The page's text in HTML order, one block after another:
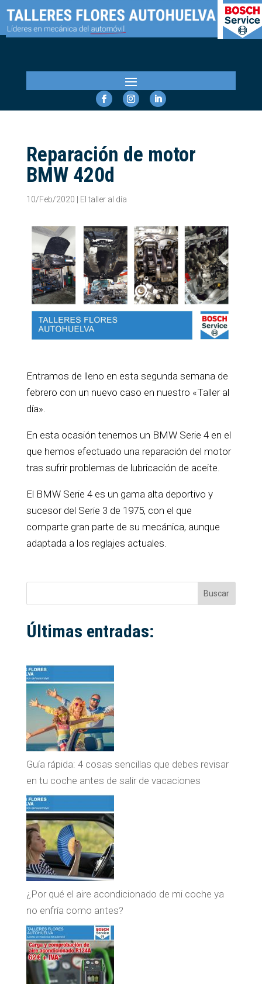
Reparación de motor
BMW 420d
10/Feb/2020 | El taller al día
Entramos de lleno en esta segunda semana de
febrero con un nuevo caso en nuestro «Taller al
día».
En esta ocasión tenemos un BMW Serie 4 en el
que hemos efectuado una reparación del motor
tras sufrir problemas de lubricación de aceite.
El BMW Serie 4 es un gama alta deportivo y
sucesor del Serie 3 de 1975, con el que
comparte gran parte de su mecánica, aunque
adaptada a los reglajes actuales.
Buscar
Últimas entradas:
Guía rápida: 4 cosas sencillas que debes revisar
en tu coche antes de salir de vacaciones
¿Por qué el aire acondicionado de mi coche ya
no enfría como antes?